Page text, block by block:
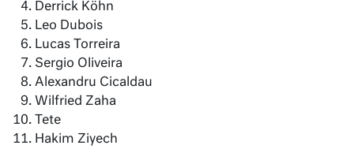
Derrick Köhn
Leo Dubois
Lucas Torreira
Sergio Oliveira
Alexandru Cicaldau
Wilfried Zaha
Tete
Hakim Ziyech